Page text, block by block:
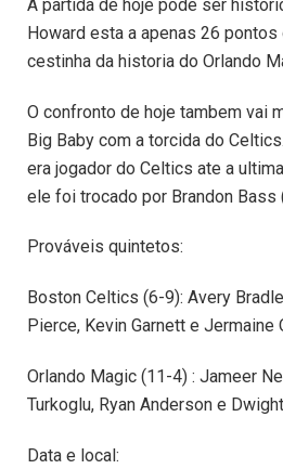
A partida de hoje pode ser
Howard esta a apenas 26
cestinha da historia do Orlando
O confronto de hoje tambem vai
Big Baby com a torcida do
era jogador do Celtics ate a
ele foi trocado por Brandon Bass
Prováveis quintetos:
Boston Celtics (6-9): Avery
Pierce, Kevin Garnett e Jermaine
Orlando Magic (11-4) : Jameer
Turkoglu, Ryan Anderson e
Data e local: